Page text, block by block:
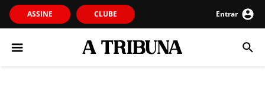
ASSINE CLUBE Entrar